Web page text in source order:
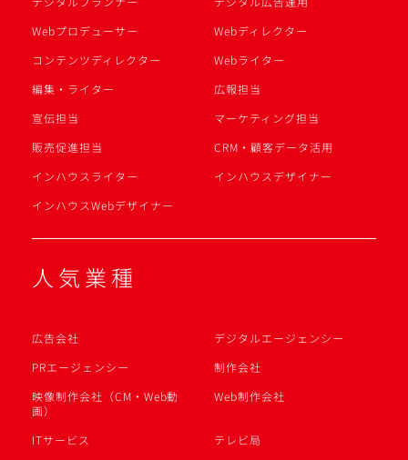
Webプロデューサー
Webディレクター
コンテンツディレクター
Webライター
編集・ライター
広報担当
宣伝担当
マーケティング担当
販売促進担当
CRM・顧客データ活用
インハウスライター
インハウスデザイナー
インハウスWebデザイナー
人気業種
広告会社
デジタルエージェンシー
PRエージェンシー
制作会社
映像制作会社（CM・Web動
画）
Web制作会社
ITサービス
テレビ局